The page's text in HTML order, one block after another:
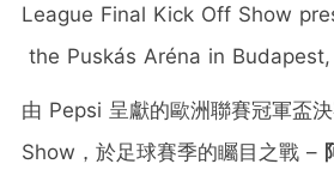
League Final Kick Off Show
the Puskás Aréna in
由 Pepsi 呈獻的歐洲聯賽冠軍盃
Show，於足球賽季的矚目之戰 –